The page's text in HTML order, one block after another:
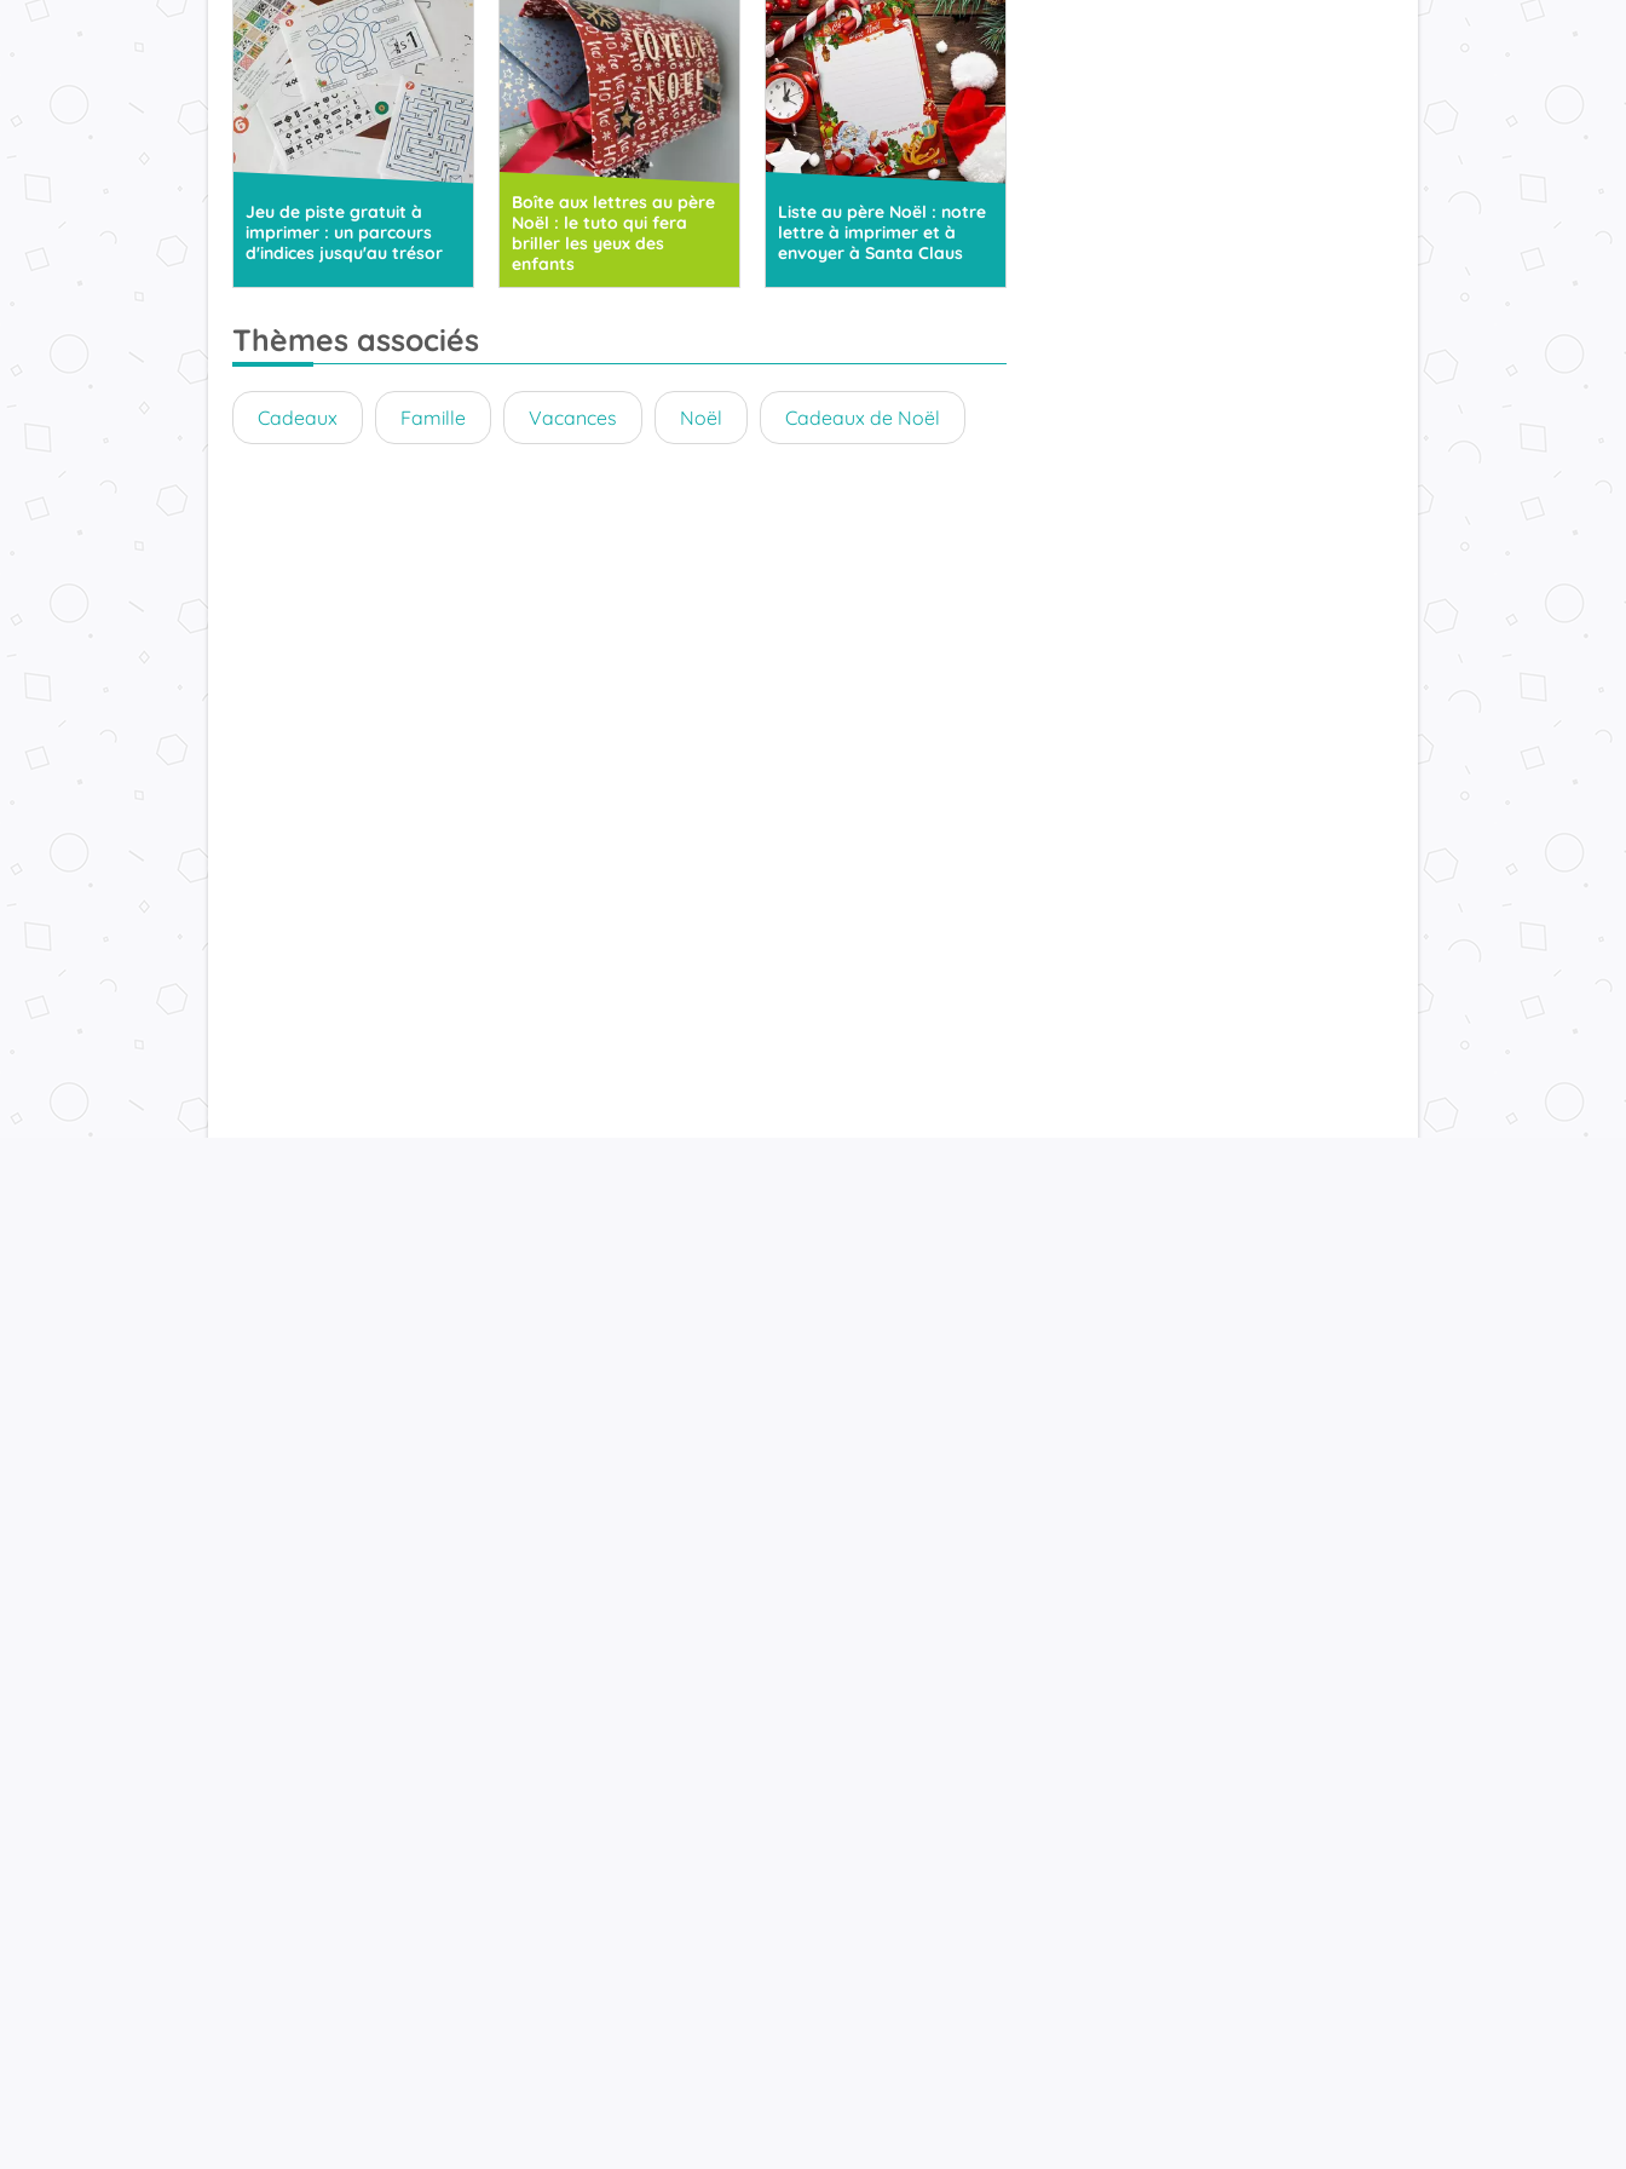
Jeu de piste gratuit à
imprimer : un parcours
d'indices jusqu'au trésor
Boîte aux lettres au père
Noël : le tuto qui fera
briller les yeux des
enfants
Liste au père Noël : notre
lettre à imprimer et à
envoyer à Santa Claus
Thèmes associés
Cadeaux Famille Vacances Noël Cadeaux de Noël